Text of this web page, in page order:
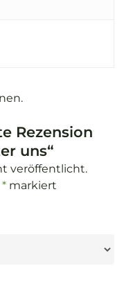
Rezension
uns“
veröffentlicht.
*markiert